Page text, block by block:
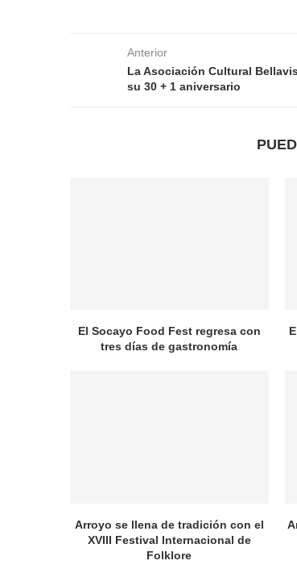
Anterior
La Asociación Cultural
su 30 + 1 aniversario
El Socayo Food Fest regresa con
tres días de gastronomía
Arroyo se llena de tradición con el
XVIII Festival Internacional de
Folklore